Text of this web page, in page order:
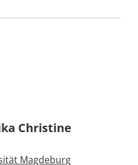
Christine
Magdeburg